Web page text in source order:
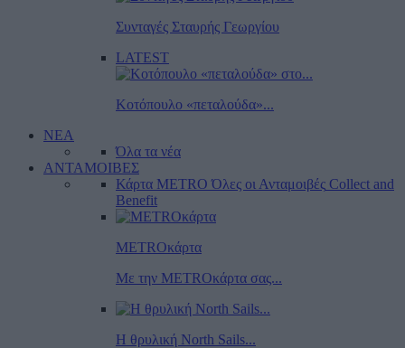
Συνταγές Σταυρής Γεωργίου
LATEST
Κοτόπουλο «πεταλούδα»...
ΝΕΑ
Όλα τα νέα
ΑΝΤΑΜΟΙΒΕΣ
Κάρτα METRO Όλες οι Ανταμοιβές Collect and
Benefit
METROκάρτα
Με την METROκάρτα σας...
Η θρυλική North Sails...